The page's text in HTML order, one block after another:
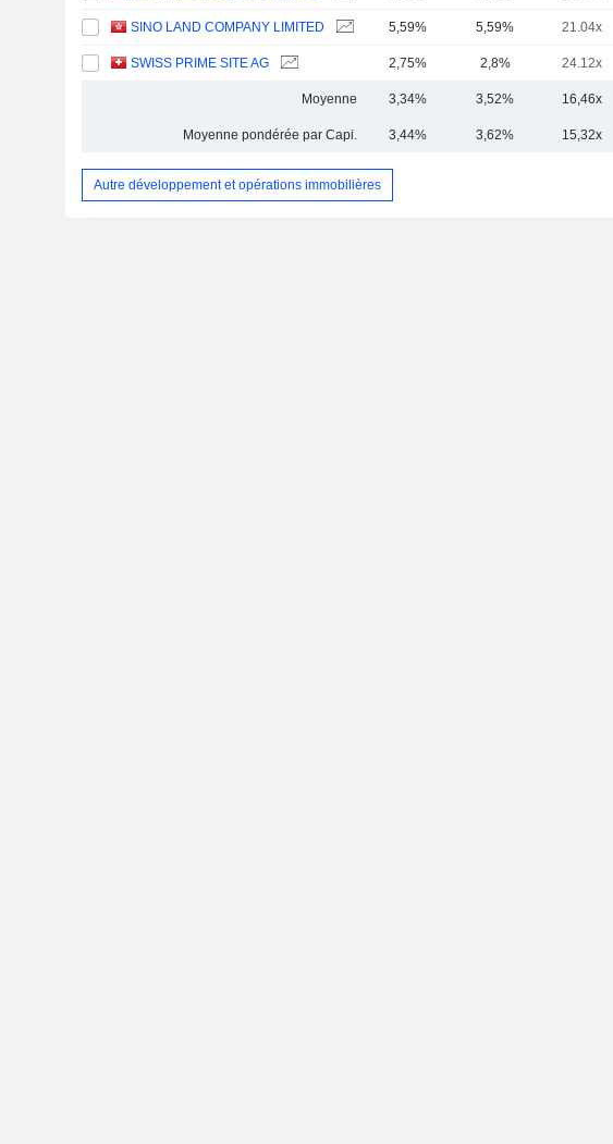
SINO LAND COMPANY LIMITED 5,59% 5,59% 21.04x
SWISS PRIME SITE AG 2,75% 2,8% 24.12x
Moyenne 3,34% 3,52% 16,46x
Moyenne pondérée par Capi. 3,44% 3,62% 15,32x
Autre développement et opérations immobilières